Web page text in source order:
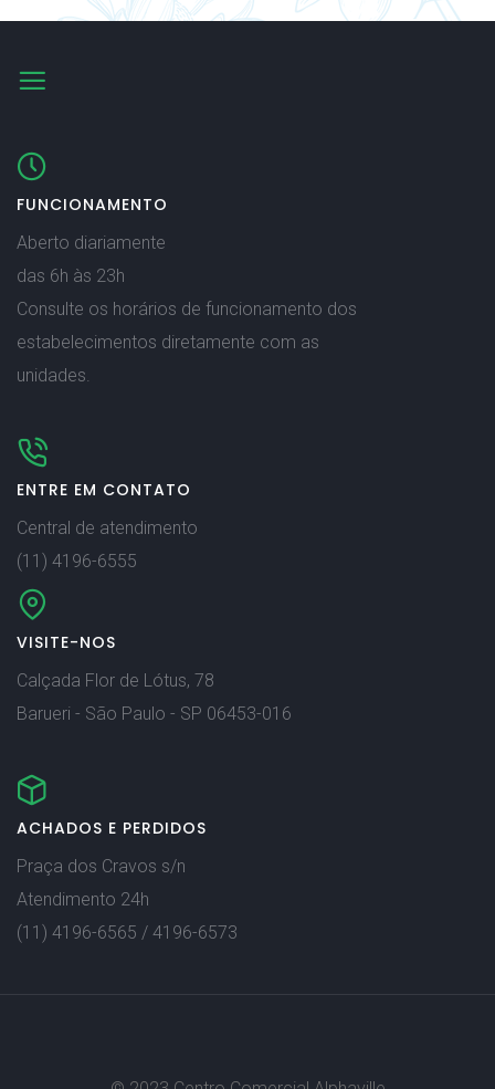
FUNCIONAMENTO
Aberto diariamente
das 6h às 23h
Consulte os horários de funcionamento dos
estabelecimentos diretamente com as
unidades.
ENTRE EM CONTATO
Central de atendimento
(11) 4196-6555
VISITE-NOS
Calçada Flor de Lótus, 78
Barueri - São Paulo - SP 06453-016
ACHADOS E PERDIDOS
Praça dos Cravos s/n
Atendimento 24h
(11) 4196-6565 / 4196-6573